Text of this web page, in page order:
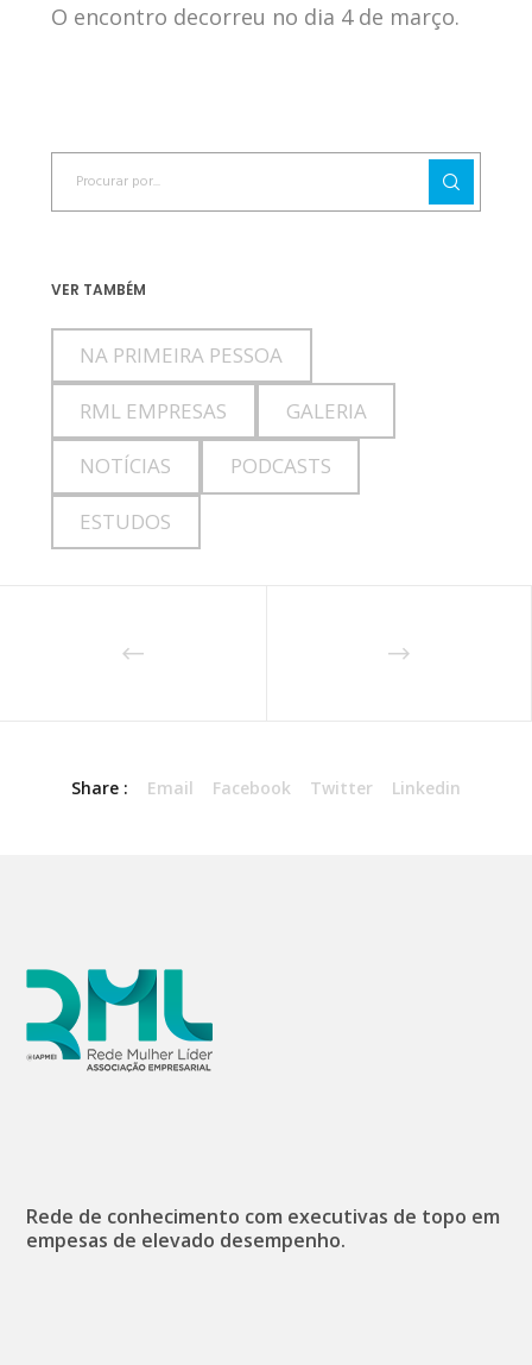
O encontro decorreu no dia 4 de março.
VER TAMBÉM
NA PRIMEIRA PESSOA
RML EMPRESAS GALERIA
NOTÍCIAS PODCASTS
ESTUDOS
Share : Email Facebook Twitter Linkedin
Rede de conhecimento com executivas de topo em
empesas de elevado desempenho.